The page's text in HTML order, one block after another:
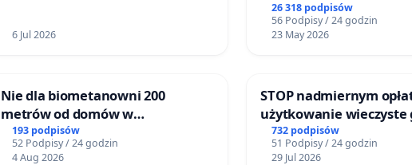
6 Jul 2026
26 318 podpisów
56 Podpisy / 24 godzin
23 May 2026
Nie dla biometanowni 200
metrów od domów w
Biernatkach, gm. Wądroże
Wielkie
193 podpisów
52 Podpisy / 24 godzin
4 Aug 2026
STOP nadmiernym
użytkowanie
zajmowanych przez
ogrody działkowe.
732 podpisów
51 Podpisy / 24 godzin
29 Jul 2026